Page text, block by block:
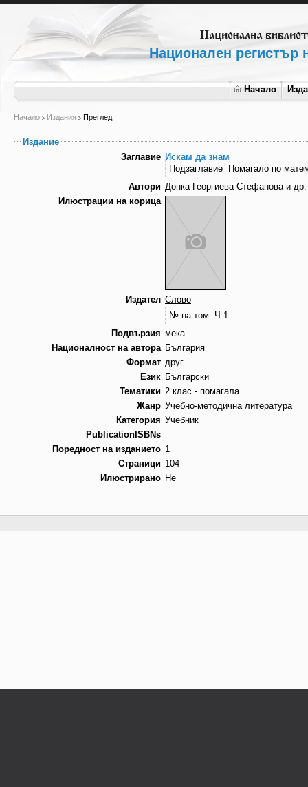
Национален регистър
Начало
Начало Издания Преглед
Издание
Заглавие Искам да знам
Подзаглавие
Помагало по
Автори Донка Георгиева Стефанова и др.
Илюстрации на корица
Издател Слово
№ на том
Ч.1
Подвързия мека
Националност на автора България
Формат друг
Език Български
Тематики 2 клас - помагала
Жанр Учебно-методична литература
Категория Учебник
PublicationISBNs
Поредност на изданието 1
Страници 104
Илюстрирано Не